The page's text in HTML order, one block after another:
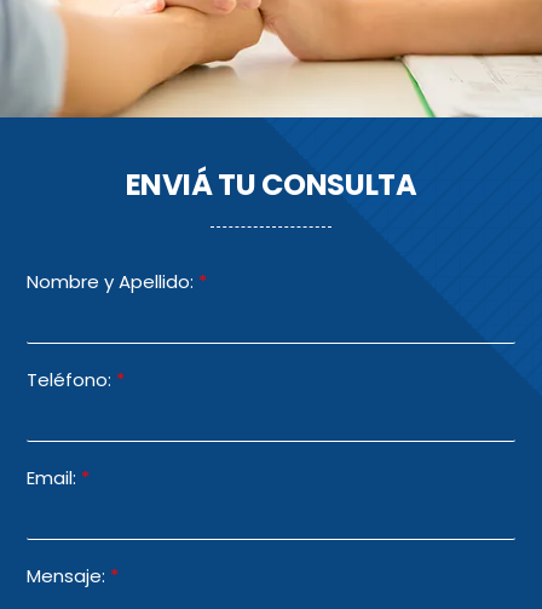
ENVIÁ TU CONSULTA
Nombre y Apellido: *
Teléfono: *
Email: *
Mensaje: *